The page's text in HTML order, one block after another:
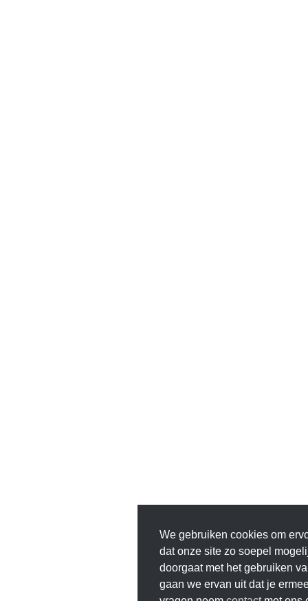
We gebruiken cookies om
dat onze site zo soepel
doorgaat met het gebruiken
gaan we ervan uit dat je